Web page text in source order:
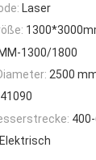
Laser
1300/1800
2500
Elektrisch